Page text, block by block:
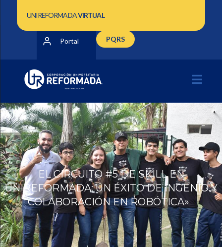
UNIREFORMADAVIRTUAL
Portal PQRS
EL CIRCUITO #5 DE SKILL EN
UNIREFORMADA: UN ÉXITO DE INGENIO Y
COLABORACIÓN EN ROBÓTICA»